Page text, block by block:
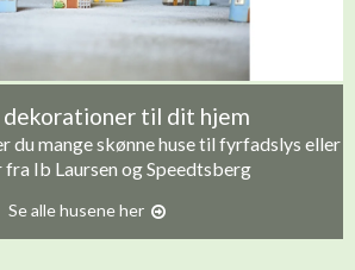
dekorationer til dit hjem
du mange skønne huse til fyrfadslys eller
Ib Laursen og Speedtsberg
Se alle husene her